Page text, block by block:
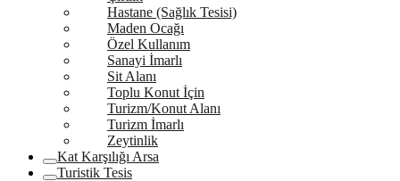
Hastane (Sağlık Tesisi)
Maden Ocağı
Özel Kullanım
Sanayi İmarlı
Sit Alanı
Toplu Konut İçin
Turizm/Konut Alanı
Turizm İmarlı
Zeytinlik
Kat Karşılığı Arsa
Turistik Tesis